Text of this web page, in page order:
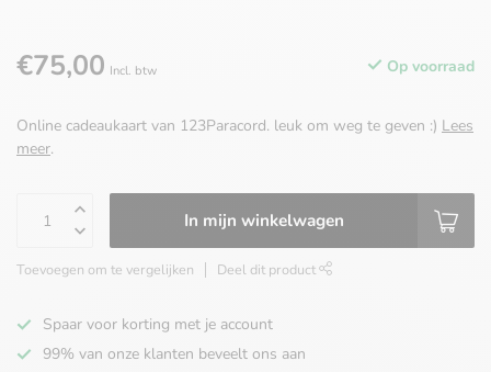
€75,00 Incl. btw Op voorraad
Online cadeaukaart van 123Paracord. leuk om weg te geven :) Lees
meer.
In mijn winkelwagen
Toevoegen om te vergelijken Deel dit product
Spaar voor korting met je account
99% van onze klanten beveelt ons aan